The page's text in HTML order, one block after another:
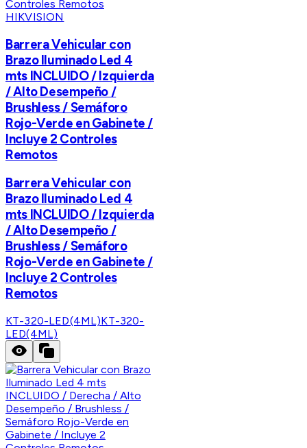
HIKVISION
Barrera Vehicular con
Brazo Iluminado Led 4
mts INCLUIDO / Izquierda
/ Alto Desempeño /
Brushless / Semáforo
Rojo-Verde en Gabinete /
Incluye 2 Controles
Remotos
Barrera Vehicular con
Brazo Iluminado Led 4
mts INCLUIDO / Izquierda
/ Alto Desempeño /
Brushless / Semáforo
Rojo-Verde en Gabinete /
Incluye 2 Controles
Remotos
KT-320-LED(4ML)KT-320-
LED(4ML)